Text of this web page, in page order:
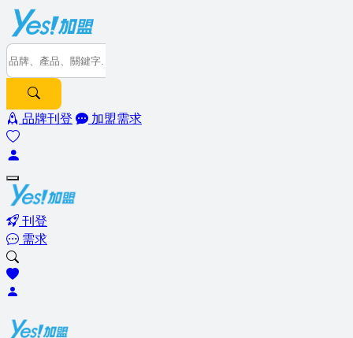
品牌刊登 加盟需求
刊登
需求